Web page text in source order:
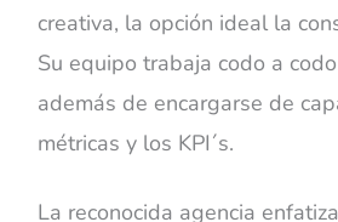
creativa, la opción ideal la
Su equipo trabaja codo a
además de encargarse de
métricas y los KPI´s.
La reconocida agencia